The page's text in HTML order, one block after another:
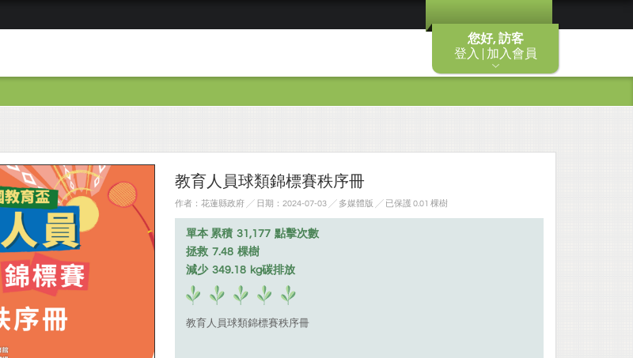
您好, 訪客
登入 | 加入會員
教育人員球類錦標賽秩序冊
作者：花蓮縣政府 ╱ 日期：2024-07-03 ╱ 多媒體版 ╱ 已保護 0.01 棵樹
單本 累積 31,177 點擊次數
拯救 7.48 棵樹
減少 349.18 kg碳排放
教育人員球類錦標賽秩序冊